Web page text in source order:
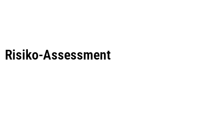
Risiko-Assessment